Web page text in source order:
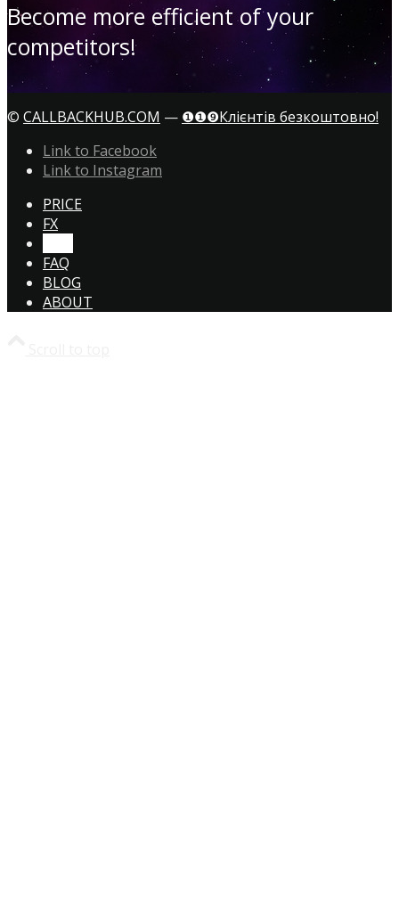
Become more efficient of your
competitors!
© CALLBACKHUB.COM — ❶❶❾Клієнтів безкоштовно!
Link to Facebook
Link to Instagram
PRICE
FX
FAQ
BLOG
ABOUT